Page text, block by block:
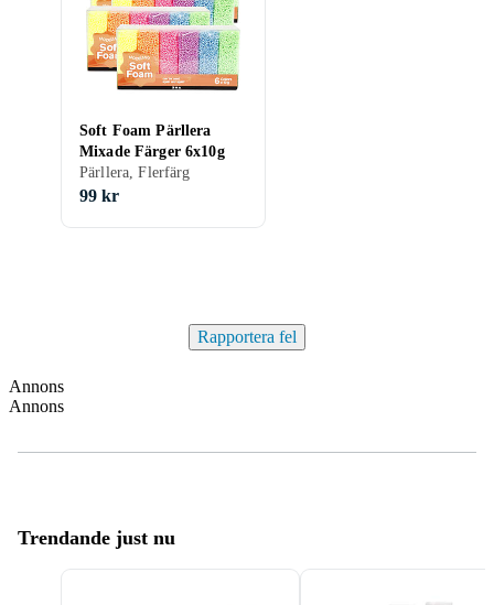
Soft Foam Pärllera
Mixade Färger 6x10g
Pärllera, Flerfärg
99 kr
Rapportera fel
Annons
Annons
Trendande just nu